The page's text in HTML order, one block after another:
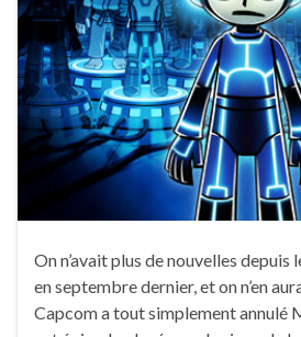
On n’avait plus de nouvelles depuis
en septembre dernier, et on n’en
Capcom a tout simplement annulé